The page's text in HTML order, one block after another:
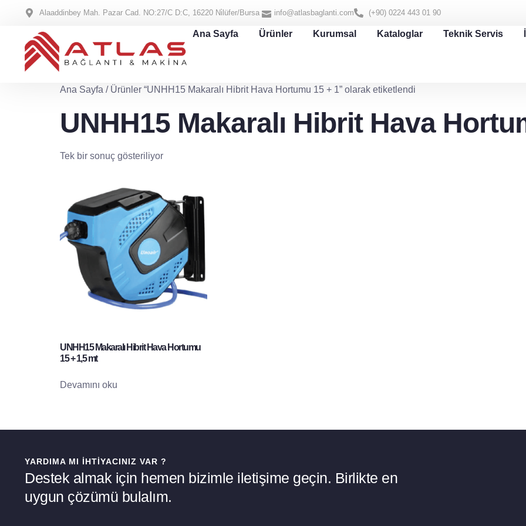
Alaaddinbey Mah. Pazar Cad. NO:27/C D:C, 16220 Ni̇lüfer/Bursa info@atlasbaglanti.com (+90) 0224 443 01 90
Ana Sayfa Ürünler Kurumsal Kataloglar Teknik Servis
Ana Sayfa / Ürünler “UNHH15 Makaralı Hibrit Hava Hortumu 15 + 1” olarak etiketlendi
UNHH15 Makaralı Hibrit Hava
Tek bir sonuç gösteriliyor
UNHH15 Makaralı Hibrit Hava Hortumu
15 + 1,5 mt
Devamını oku
YARDIMA MI İHTIYACINIZ VAR ?
Destek almak için hemen bizimle iletişime geçin. Birlikte en
uygun çözümü bulalım.